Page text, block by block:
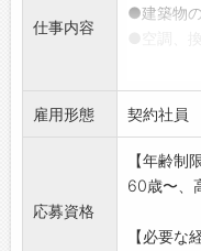
仕事内容
●建築物
●実施図
●発注者
●現場で
*CAD操
変更の範
雇用形態 契約社員
応募資格
【年齢制
60歳〜、
【必要な